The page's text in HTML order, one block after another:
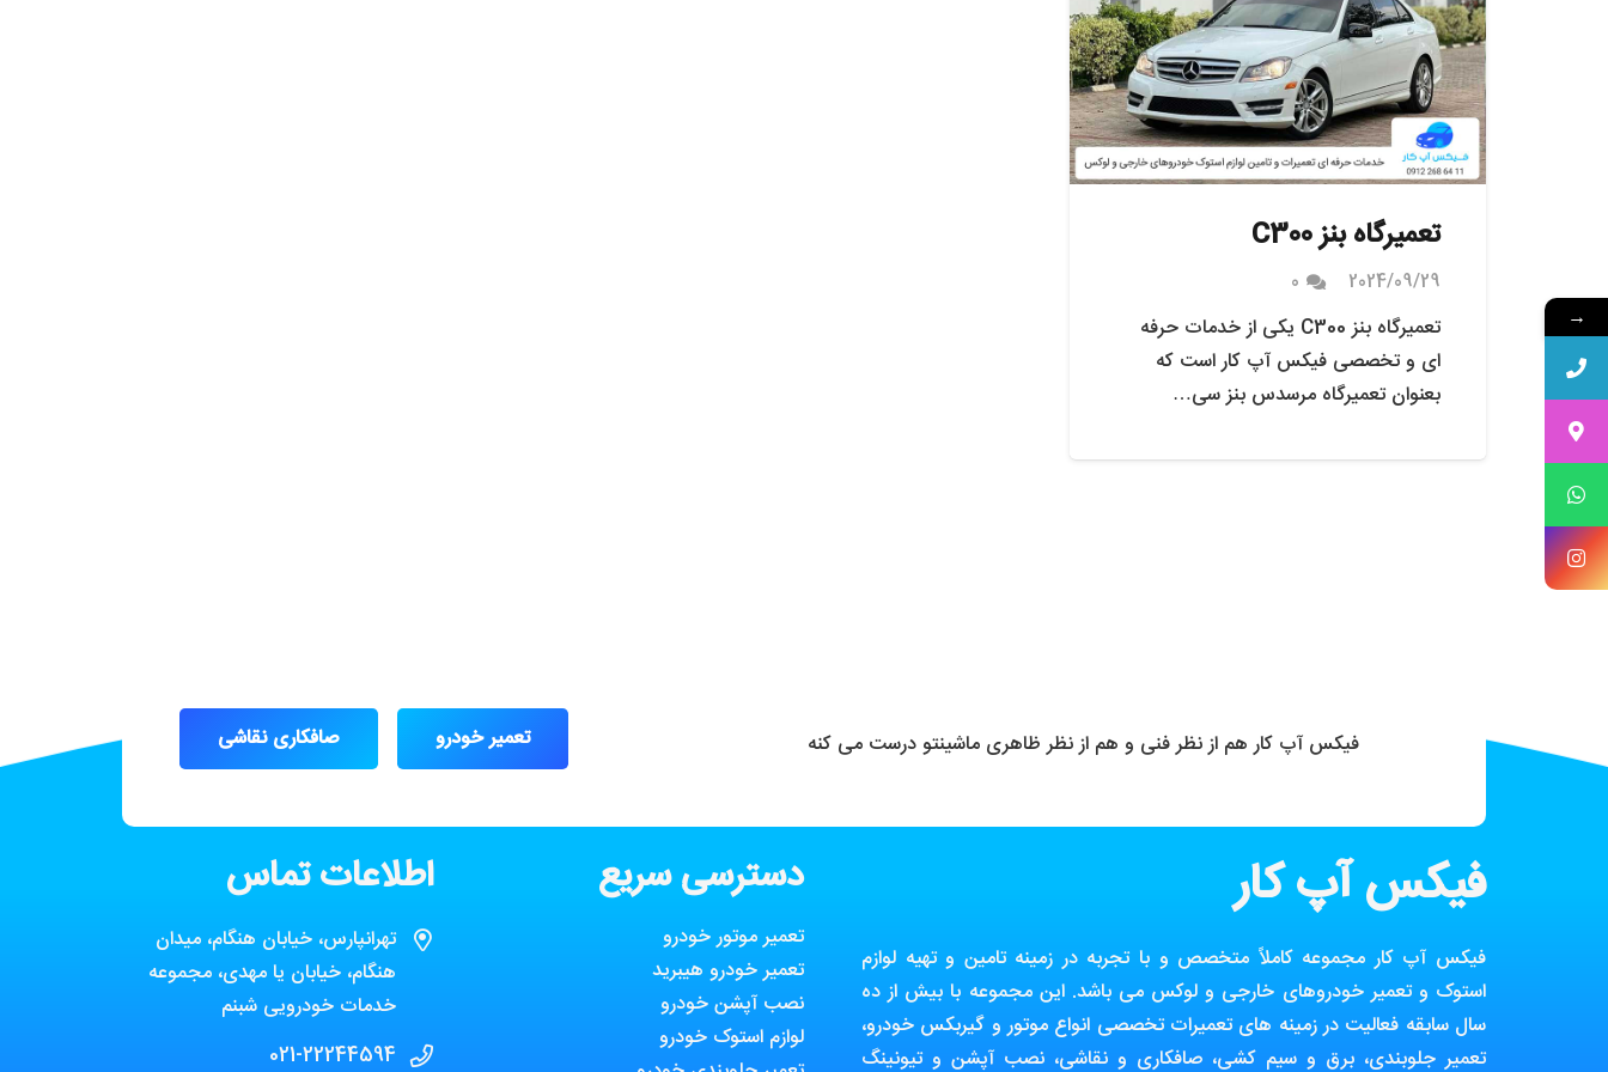
تعمیرگاه بنز C300
2024/09/29
0
تعمیرگاه بنز C300 یکی از خدمات حرفه
ای و تخصصی فیکس آپ کار است که
بعنوان تعمیرگاه مرسدس بنز سی…
فیکس آپ کار هم از نظر فنی و هم از نظر ظاهری ماشینتو درست می کنه تعمیر خودرو صافکاری نقاشی
فیکس آپ کار
فیکس آپ کار مجموعه کاملاً متخصص و با تجربه در زمینه تامین و تهیه لوازم
استوک و تعمیر خودروهای خارجی و لوکس می باشد. این مجموعه با بیش از ده
سال سابقه فعالیت در زمینه های تعمیرات تخصصی انواع موتور و گیربکس خودرو،
تعمیر جلوبندی، برق و سیم کشی، صافکاری و نقاشی، نصب آپشن و تیونینگ
دسترسی سریع
تعمیر موتور خودرو
تعمیر خودرو هیبرید
نصب آپشن خودرو
لوازم استوک خودرو
اطلاعات تماس
تهرانپارس، خیابان هنگام، میدان
هنگام، خیابان یا مهدی، مجموعه
خدمات خودرویی شبنم
021-22244594
→